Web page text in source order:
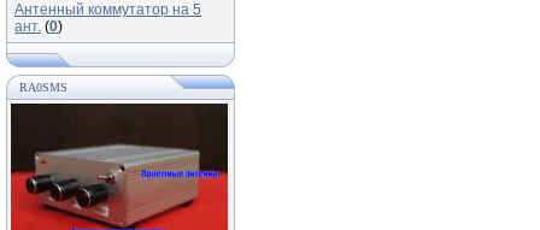
Антенный коммутатор на 5
ант. (0)
RA0SMS